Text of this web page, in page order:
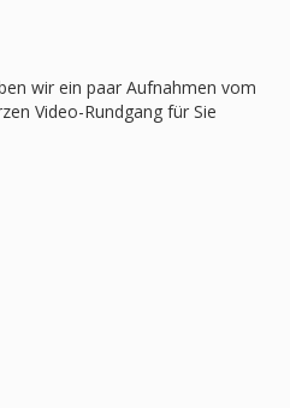
wir ein paar Aufnahmen vom
Video-Rundgang für Sie